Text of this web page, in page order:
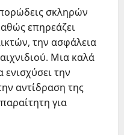
σκληρών
επηρεάζει
την ασφάλεια
Μια καλά
την
αντίδραση της
για